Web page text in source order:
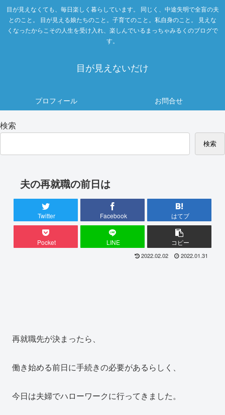
目が見えなくても、毎日楽しく暮らしています。 同じく、中途失明で全盲の夫
とのこと。 目が見える娘たちのこと。子育てのこと。私自身のこと。 見えな
くなったからこその人生を受け入れ、楽しんでいるまっちゃみるくのブログで
す。
目が見えないだけ
プロフィール お問合せ
検索
検索
夫の再就職の前日は
Twitter Facebook はてブ
Pocket LINE コピー
2022.02.02 2022.01.31
再就職先が決まったら、
働き始める前日に手続きの必要があるらしく、
今日は夫婦でハローワークに行ってきました。